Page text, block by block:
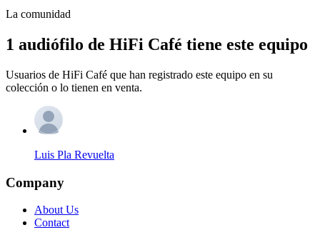
La comunidad
1 audiófilo de HiFi Café tiene este equipo
Usuarios de HiFi Café que han registrado este equipo en su
colección o lo tienen en venta.
Luis Pla Revuelta
Company
About Us
Contact